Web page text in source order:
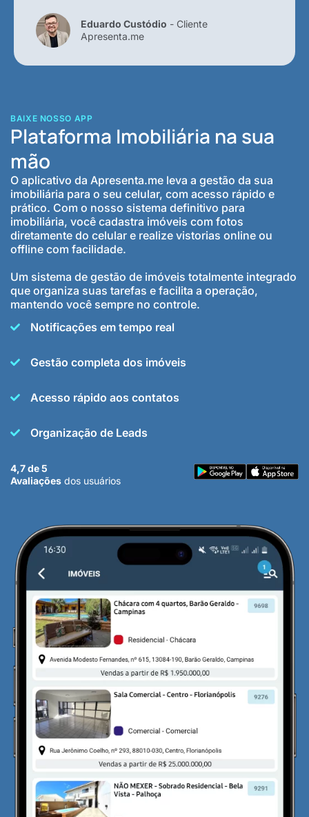
Eduardo Custódio - Cliente
Apresenta.me
BAIXE NOSSO APP
Plataforma Imobiliária na sua
mão
O aplicativo da Apresenta.me leva a gestão da sua
imobiliária para o seu celular, com acesso rápido e
prático. Com o nosso sistema definitivo para
imobiliária, você cadastra imóveis com fotos
diretamente do celular e realize vistorias online ou
offline com facilidade.
Um sistema de gestão de imóveis totalmente integrado
que organiza suas tarefas e facilita a operação,
mantendo você sempre no controle.
Notificações em tempo real
Gestão completa dos imóveis
Acesso rápido aos contatos
Organização de Leads
4,7 de 5
Avaliações dos usuários